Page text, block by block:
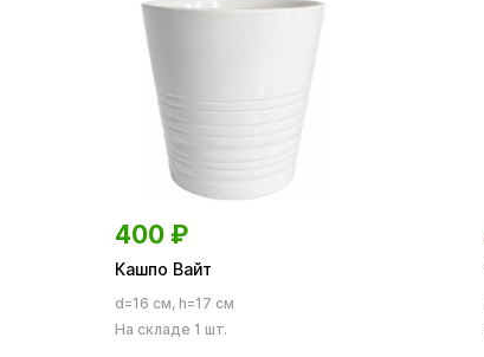
400 ₽
Кашпо Вайт
d=16 см, h=17 см
На складе 1 шт.